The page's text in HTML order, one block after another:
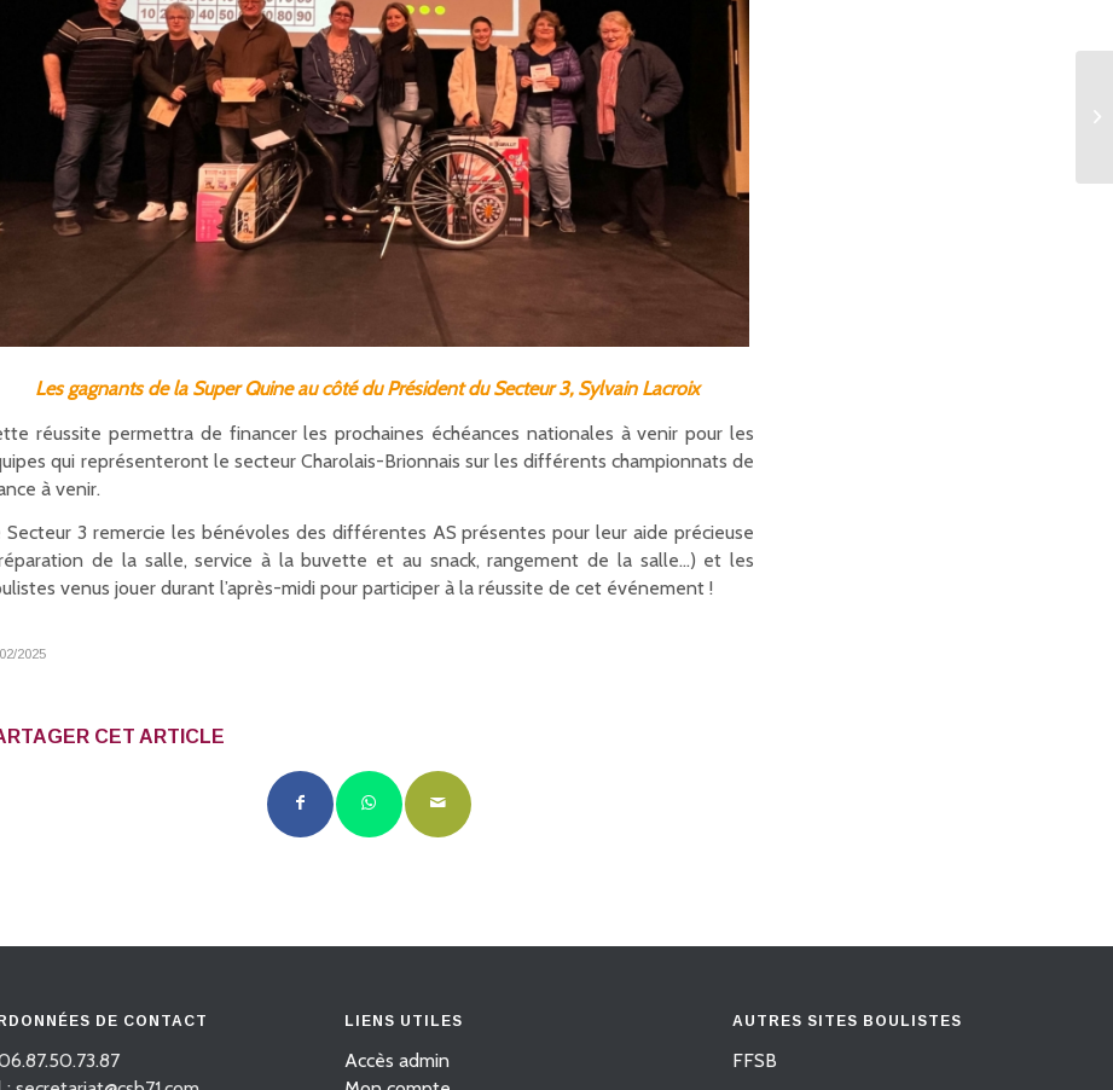
Les gagnants de la Super Quine au côté du Président du Secteur 3, Sylvain Lacroix
réussite permettra de financer les prochaines échéances nationales à venir pour les
qui représenteront le secteur Charolais-Brionnais sur les différents championnats de
à venir.
Secteur 3 remercie les bénévoles des différentes AS présentes pour leur aide précieuse
de la salle, service à la buvette et au snack, rangement de la salle…) et les
venus jouer durant l’après-midi pour participer à la réussite de cet événement !
2025
CET ARTICLE
DE CONTACT LIENS UTILES
Accès admin
AUTRES SITES BOULISTES
FFSB